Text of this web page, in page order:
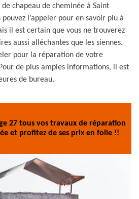
chapeau de cheminée à Saint
pouvez l’appeler pour en savoir plu à
il est certain que vous ne trouverez
aussi alléchantes que les siennes.
pour la réparation de votre
de plus amples informations, il est
de bureau.
27 tous vos travaux de réparation
et profitez de ses prix en folie !!